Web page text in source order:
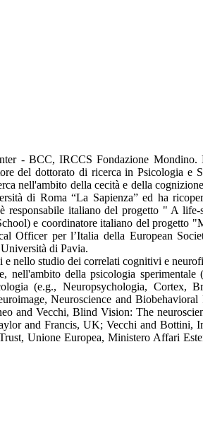
- BCC, IRCCS Fondazione
del dottorato di ricerca in Psicologia e
nell'ambito della cecità e della
di Roma “La Sapienza” ed ha
italiano del progetto " A life-
e coordinatore italiano del progetto
Officer per l’Italia della European
di Pavia.
nello studio dei correlati cognitivi e
della psicologia sperimentale
(e.g., Neuropsychologia, Cortex,
Neuroscience and
and Vecchi, Blind Vision: The
and Francis, UK; Vecchi and Bottini,
Unione Europea, Ministero Affari